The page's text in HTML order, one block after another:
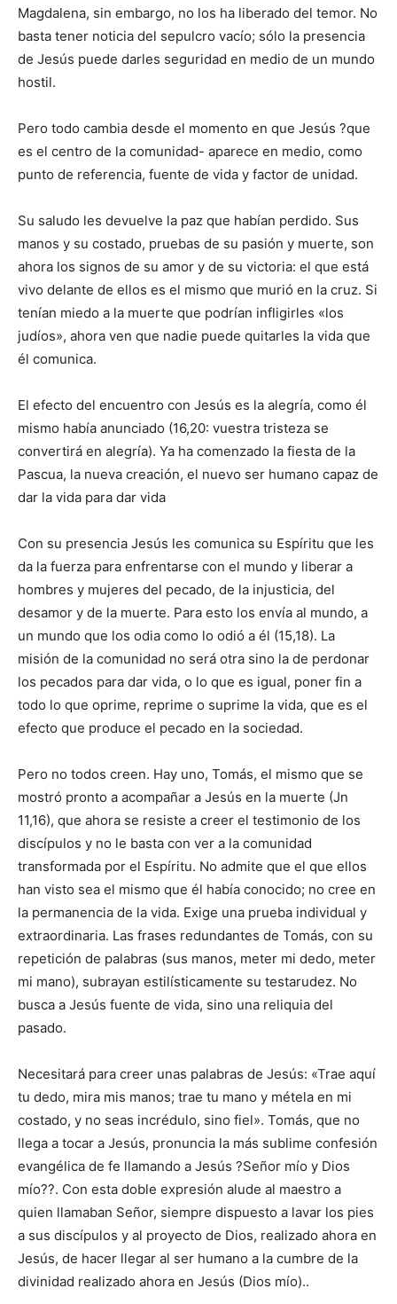
Magdalena, sin embargo, no los ha liberado del temor. No
basta tener noticia del sepulcro vacío; sólo la presencia
de Jesús puede darles seguridad en medio de un mundo
hostil.
Pero todo cambia desde el momento en que Jesús ?que
es el centro de la comunidad- aparece en medio, como
punto de referencia, fuente de vida y factor de unidad.
Su saludo les devuelve la paz que habían perdido. Sus
manos y su costado, pruebas de su pasión y muerte, son
ahora los signos de su amor y de su victoria: el que está
vivo delante de ellos es el mismo que murió en la cruz. Si
tenían miedo a la muerte que podrían infligirles «los
judíos», ahora ven que nadie puede quitarles la vida que
él comunica.
El efecto del encuentro con Jesús es la alegría, como él
mismo había anunciado (16,20: vuestra tristeza se
convertirá en alegría). Ya ha comenzado la fiesta de la
Pascua, la nueva creación, el nuevo ser humano capaz de
dar la vida para dar vida
Con su presencia Jesús les comunica su Espíritu que les
da la fuerza para enfrentarse con el mundo y liberar a
hombres y mujeres del pecado, de la injusticia, del
desamor y de la muerte. Para esto los envía al mundo, a
un mundo que los odia como lo odió a él (15,18). La
misión de la comunidad no será otra sino la de perdonar
los pecados para dar vida, o lo que es igual, poner fin a
todo lo que oprime, reprime o suprime la vida, que es el
efecto que produce el pecado en la sociedad.
Pero no todos creen. Hay uno, Tomás, el mismo que se
mostró pronto a acompañar a Jesús en la muerte (Jn
11,16), que ahora se resiste a creer el testimonio de los
discípulos y no le basta con ver a la comunidad
transformada por el Espíritu. No admite que el que ellos
han visto sea el mismo que él había conocido; no cree en
la permanencia de la vida. Exige una prueba individual y
extraordinaria. Las frases redundantes de Tomás, con su
repetición de palabras (sus manos, meter mi dedo, meter
mi mano), subrayan estilísticamente su testarudez. No
busca a Jesús fuente de vida, sino una reliquia del
pasado.
Necesitará para creer unas palabras de Jesús: «Trae aquí
tu dedo, mira mis manos; trae tu mano y métela en mi
costado, y no seas incrédulo, sino fiel». Tomás, que no
llega a tocar a Jesús, pronuncia la más sublime confesión
evangélica de fe llamando a Jesús ?Señor mío y Dios
mío??. Con esta doble expresión alude al maestro a
quien llamaban Señor, siempre dispuesto a lavar los pies
a sus discípulos y al proyecto de Dios, realizado ahora en
Jesús, de hacer llegar al ser humano a la cumbre de la
divinidad realizado ahora en Jesús (Dios mío)..